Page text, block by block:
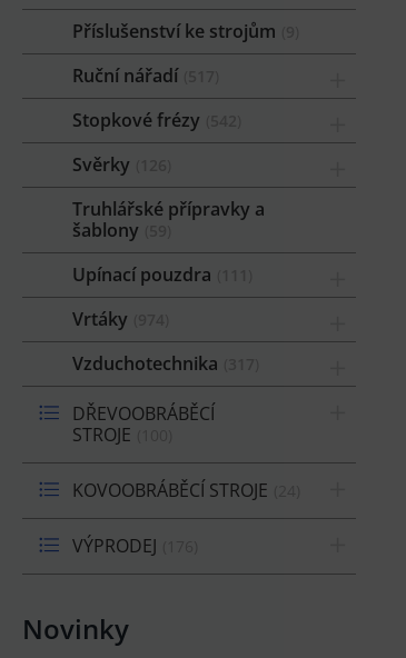
Příslušenství ke strojům
Ruční nářadí
Stopkové frézy
Svěrky
Truhlářské přípravky a
šablony
Upínací pouzdra
Vrtáky
Vzduchotechnika
DŘEVOOBRÁBĚCÍ
STROJE
KOVOOBRÁBĚCÍ STROJE
VÝPRODEJ
Novinky